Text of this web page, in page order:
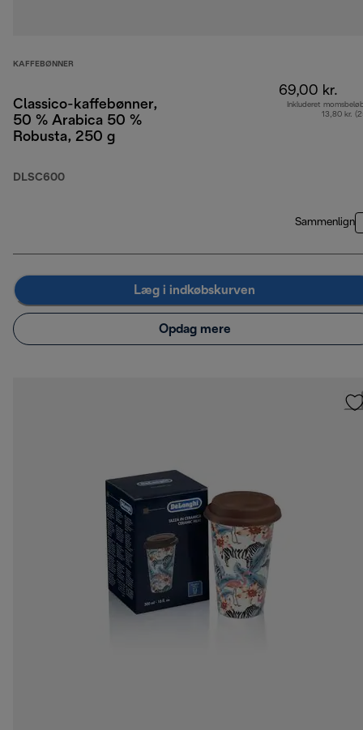
KAFFEBØNNER
Classico-kaffebønner,
50 % Arabica 50 %
Robusta, 250 g
DLSC600
69,00 kr.
Inkluderet
13,80 kr.
Sammenlign
Læg i indkøbskurven
Opdag mere